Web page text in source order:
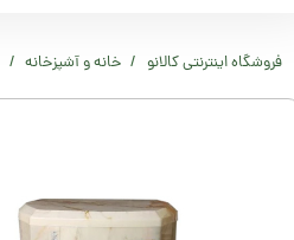
خروج از حساب کاربری
فروشگاه اینترنتی کالانو خانه و آشپزخانه